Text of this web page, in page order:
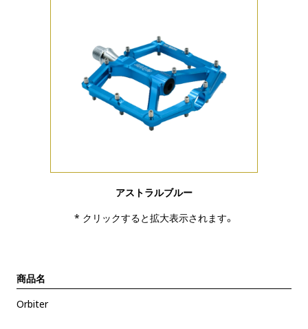
アストラルブルー
* クリックすると拡大表示されます。
商品名
Orbiter